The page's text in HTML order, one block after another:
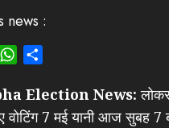
news :
WhatsApp
Election News:
वोटिंग 7 मई यानी आज सुबह